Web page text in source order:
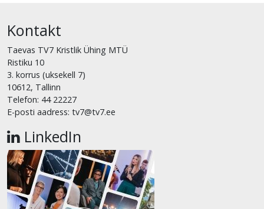
Kontakt
Taevas TV7 Kristlik Ühing MTÜ
Ristiku 10
3. korrus (uksekell 7)
10612, Tallinn
Telefon: 44 22227
E-posti aadress: tv7@tv7.ee
LinkedIn